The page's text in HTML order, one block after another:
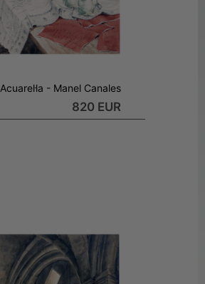
Acuarel·la - Manel Canales
820 EUR